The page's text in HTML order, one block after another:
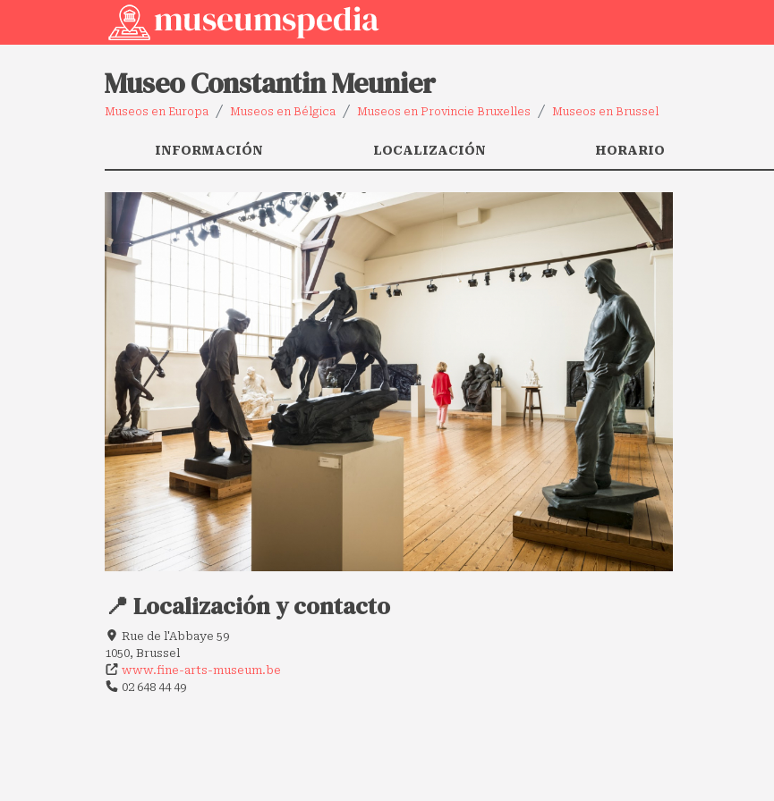
Museo Constantin Meunier
Museos en Europa Museos en Bélgica Museos en Provincie Bruxelles Museos en Brussel
INFORMACIÓN LOCALIZACIÓN HORARIO
📍 Localización y contacto
Rue de l'Abbaye 59
1050, Brussel
www.fine-arts-museum.be
02 648 44 49